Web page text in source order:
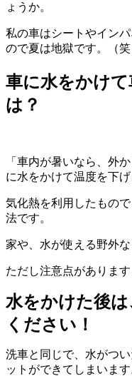
ょうか。
私の車はシートやイン
ので夏は地獄です。（笑
車に水をかけ
は？
「車内が暑いなら、外
に水をかけて温度を下げ
気化熱を利用したもの
法です。
家や、水が使える野外な
ただし注意点があります
水をかけた後
ください！
洗車と同じで、水がつ
ットができてしまいます